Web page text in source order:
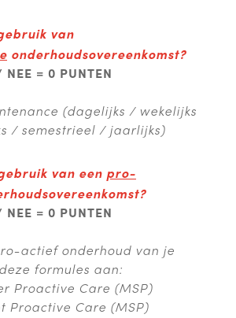
van
onderhoudsovereenkomst?
NEE = 0 PUNTEN
(dagelijks / wekelijks
/ semestrieel / jaarlijks)
van een pro-
NEE = 0 PUNTEN
actief onderhoud van je
formules aan:
Proactive Care (MSP)
Proactive Care (MSP)